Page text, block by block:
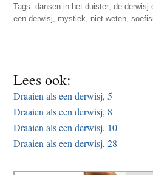
Tags:dansen in het duister,de derwisj
een derwisj, mystiek, niet-weten,
Lees ook:
Draaien als een derwisj, 5
Draaien als een derwisj, 8
Draaien als een derwisj, 10
Draaien als een derwisj, 28